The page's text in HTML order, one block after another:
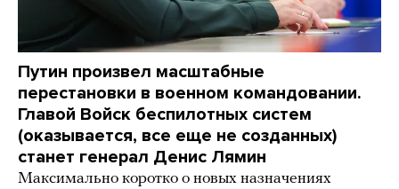
Путин произвел масштабные
перестановки в военном командовании.
Главой Войск беспилотных систем
(оказывается, все еще не созданных)
станет генерал Денис Лямин
Максимально коротко о новых назначениях